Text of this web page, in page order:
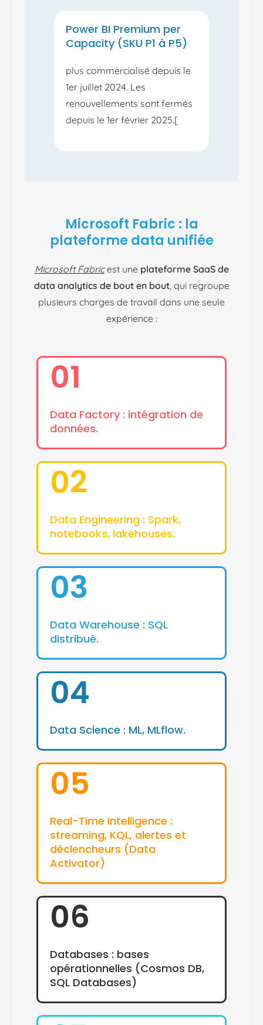
Power BI Premium per
Capacity (SKU P1 à P5)
plus commercialisé depuis le
1er juillet 2024. Les
renouvellements sont fermés
depuis le 1er février 2025.[
Microsoft Fabric : la
plateforme data unifiée
Microsoft Fabricest une plateforme SaaS de
data analytics de bout en bout, qui regroupe
plusieurs charges de travail dans une seule
expérience :
01
Data Factory : intégration de
données.
02
Data Engineering : Spark,
notebooks, lakehouses.
03
Data Warehouse : SQL
distribué.
04
Data Science : ML, MLflow.
05
Real-Time Intelligence :
streaming, KQL, alertes et
déclencheurs (Data
Activator)
06
Databases : bases
opérationnelles (Cosmos DB,
SQL Databases)